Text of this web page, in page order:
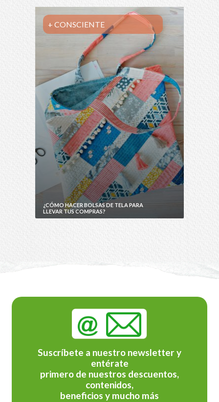
+ CONSCIENTE
¿CÓMO HACER BOLSAS DE TELA PARA
LLEVAR TUS COMPRAS?
Suscríbete a nuestro newsletter y
entérate
primero de nuestros descuentos,
contenidos,
beneficios y mucho más